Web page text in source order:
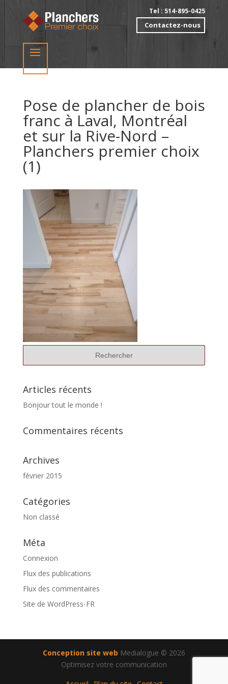
Tel : 514-895-0425
Contactez-nous
Pose de plancher de bois
franc à Laval, Montréal
et sur la Rive-Nord –
Planchers premier choix
(1)
Articles récents
Bonjour tout le monde !
Commentaires récents
Archives
février 2015
Catégories
Non classé
Méta
Connexion
Flux des publications
Flux des commentaires
Site de WordPress-FR
Conception site web Medialogue © 2026
Optimisez votre communication